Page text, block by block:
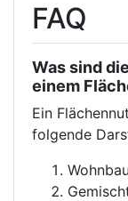
FAQ
Was sind
einem
Ein
folgende